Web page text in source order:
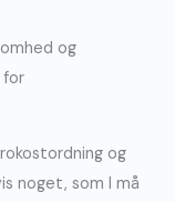
og
for
og
noget, som I må